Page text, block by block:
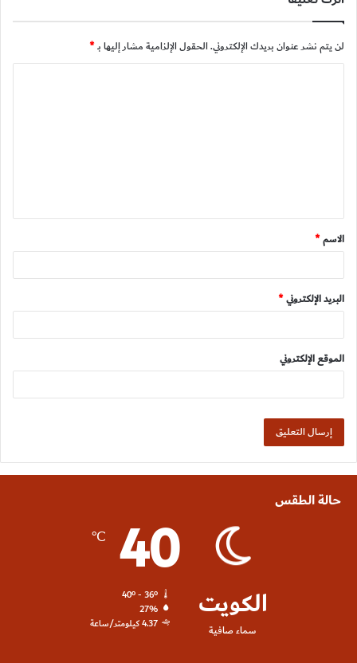
لن يتم نشر عنوان بريدك الإلكتروني.الحقول الإلزامية مشار إليها بـ*
ق
*
الاسم*
البريد الإلكتروني*
الموقع الإلكتروني
حالة الطقس
الكويت
سماء صافية
40
℃
40º - 36º
27%
4.37 كيلومتر/ساعة